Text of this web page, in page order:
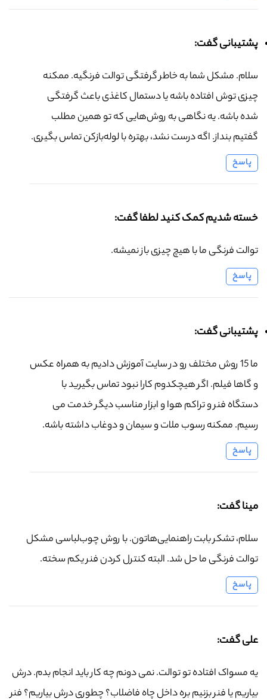
پشتیبانی گفت:
سلام. مشکل شما به خاطر گرفتگی توالت فرنگیه. ممکنه
چیزی توش افتاده باشه یا دستمال کاغذی باعث گرفتگی
شده باشه. یه نگاهی به روش‌هایی که تو همین مطلب
گفتیم بنداز. اگه درست نشد، بهتره با لوله‌بازکن تماس بگیری.
پاسخ
خسته شدیم کمک کنید لطفا گفت:
توالت فرنگی ما با هیچ چیزی باز نمیشه.
پاسخ
پشتیبانی گفت:
ما 15 روش مختلف رو در سایت آموزش دادیم به همراه عکس
و گاها فیلم. اگر هیچکدوم کارا نبود تماس بگیرید با
دستگاه فنر و تراکم هوا و ابزار مناسب دیگر خدمت می
رسیم. ممکنه رسوب ملات و سیمان و دوغاب داشته باشه.
پاسخ
مینا گفت:
سلام، تشکر بابت راهنمایی‌هاتون. با روش چوب‌لباسی مشکل
توالت فرنگی ما حل شد. البته کنترل کردن فنر یکم سخته.
پاسخ
علی گفت:
یه مسواک افتاده تو توالت. نمی دونم چه کار باید انجام بدم. درش
بیاریم یا فنر بزنیم بره داخل چاه فاضلاب؟ چطوری درش بیاریم؟ فنر